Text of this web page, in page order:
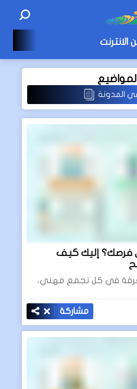
الانترنت
المدونة
فرصك؟ إليك كيف
في كل تجمع مهني،
مشاركة